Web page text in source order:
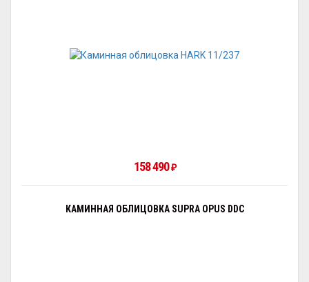
158 490 ₽
КАМИННАЯ ОБЛИЦОВКА SUPRA OPUS DDC